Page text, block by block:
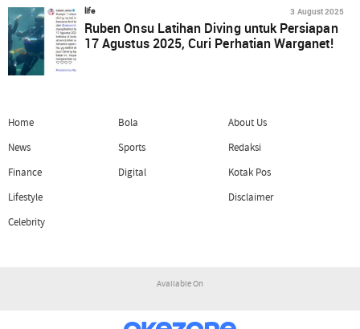
life 3 August 2025
Ruben Onsu Latihan Diving untuk Persiapan
17 Agustus 2025, Curi Perhatian Warganet!
Home
News
Finance
Lifestyle
Celebrity
Bola
Sports
Digital
About Us
Redaksi
Kotak Pos
Disclaimer
Available On